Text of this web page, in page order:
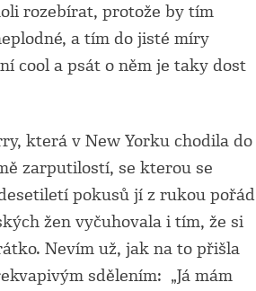
rozebírat, protože by tím
a tím do jisté míry
cool a psát o něm je taky dost
která v New Yorku chodila do
zarputilostí, se kterou se
pokusů jí z rukou pořád
žen vyčuhovala i tím, že si
Nevím už, jak na to přišla
sdělením: „Já mám